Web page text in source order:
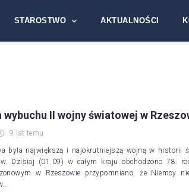
STAROSTWO AKTUALNOŚCI
wybuchu II wojny światowej w
9 lat temu
była największą i najokrutniejszą wojną w
Dzisiaj (01.09) w całym kraju obchodzono 78.
w Rzeszowie przypomniano, że Niemcy